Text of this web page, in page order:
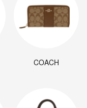
COACH